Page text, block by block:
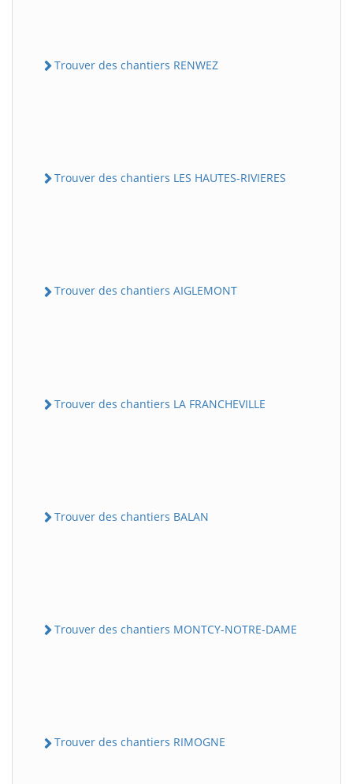
Trouver des chantiers RENWEZ
Trouver des chantiers LES HAUTES-RIVIERES
Trouver des chantiers AIGLEMONT
Trouver des chantiers LA FRANCHEVILLE
Trouver des chantiers BALAN
Trouver des chantiers MONTCY-NOTRE-DAME
Trouver des chantiers RIMOGNE